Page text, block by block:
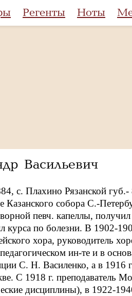
Регенты Ноты
Васильевич
с. Плахино Рязанской
Казанского собора С.-
певч. капеллы,
курса по болезни. В 1902-
хора, руководитель
ин-те и в
С. Н. Василенко, а в 1916
С 1918 г. преподаватель
дисциплины), в 1922-